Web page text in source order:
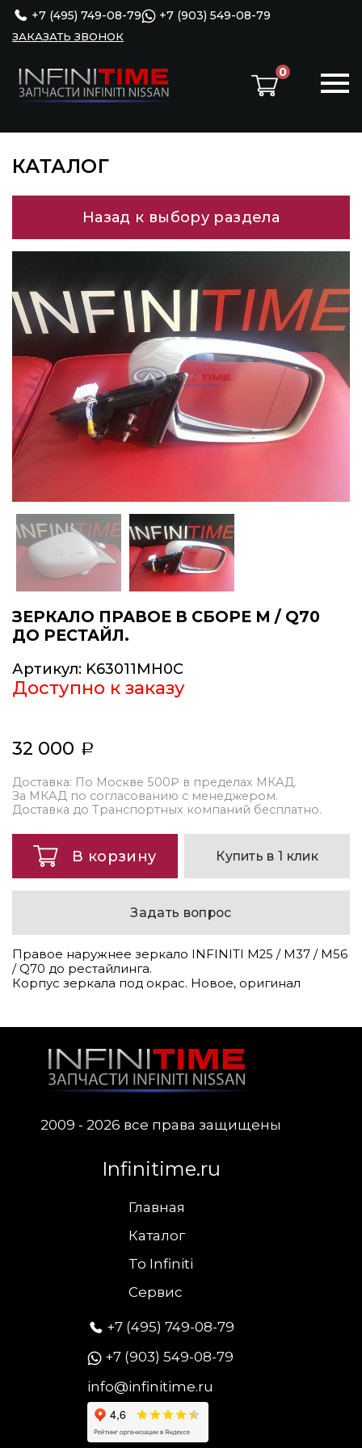
+7 (495) 749-08-79 +7 (903) 549-08-79
ЗАКАЗАТЬ ЗВОНОК
0
КАТАЛОГ
Назад к выбору раздела
ЗЕРКАЛО ПРАВОЕ В СБОРЕ M / Q70
ДО РЕСТАЙЛ.
Артикул: K63011MH0C
Доступно к заказу
32 000
Доставка: По Москве 500₽ в пределах МКАД.
За МКАД по согласованию с менеджером.
Доставка до Транспортных компаний бесплатно.
В корзину Купить в 1 клик
Задать вопрос
Правое наружнее зеркало INFINITI M25 / M37 / M56
/ Q70 до рестайлинга.
Корпус зеркала под окрас. Новое, оригинал
2009 - 2026 все права защищены
Infinitime.ru
Главная
Каталог
To Infiniti
Сервис
+7 (495) 749-08-79
+7 (903) 549-08-79
info@infinitime.ru